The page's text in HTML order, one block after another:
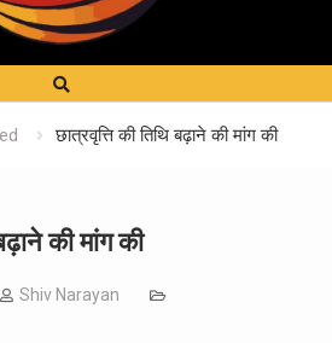
छात्रवृत्ति की तिथि बढ़ाने की मांग की
की मांग की
Shiv Narayan